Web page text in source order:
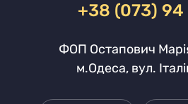
+38 (073) 94
ФОП Остапович
м.Одеса, вул.